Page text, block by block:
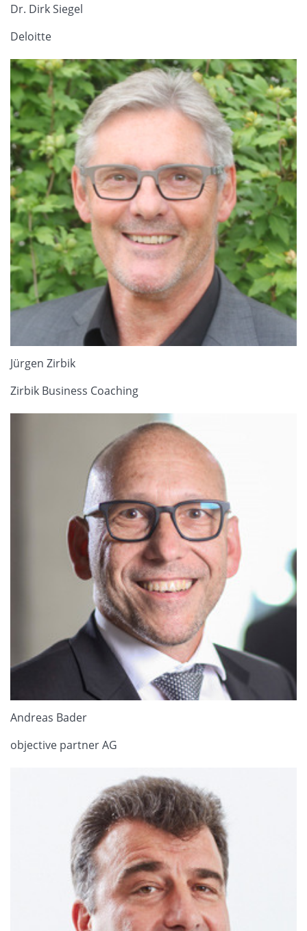
Dr. Dirk Siegel
Deloitte
Jürgen Zirbik
Zirbik Business Coaching
Andreas Bader
objective partner AG